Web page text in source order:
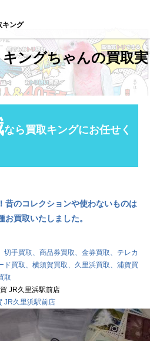
キング
なら買取キングにお任せく
昔のコレクションや使わないものは
買取いたしました。
切手買取、 商品券買取、金券買取、テレカ
ド買取、横須賀買取、久里浜買取、浦賀買
取
JR久里浜駅前店